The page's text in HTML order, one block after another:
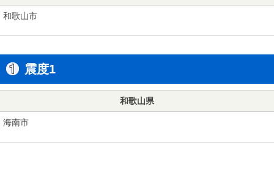
和歌山市
震度1
和歌山県
海南市